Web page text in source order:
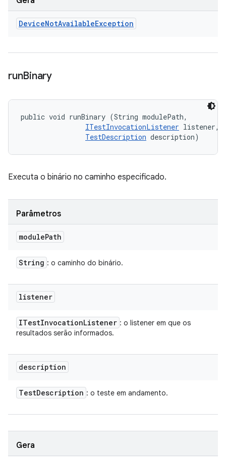
DeviceNotAvailableException
runBinary
public void runBinary (String modulePath,
ITestInvocationListener listener,
TestDescription description)
Executa o binário no caminho especificado.
Parâmetros
modulePath
String : o caminho do binário.
listener
ITestInvocationListener : o listener em que os
resultados serão informados.
description
TestDescription : o teste em andamento.
Gera